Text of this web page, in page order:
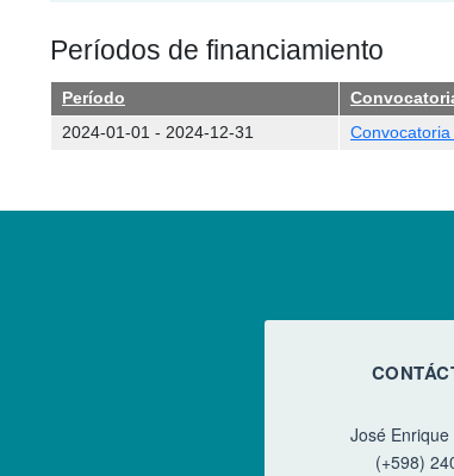
Períodos de financiamiento
Período
2024-01-01 - 2024-12-31
José
(+598)